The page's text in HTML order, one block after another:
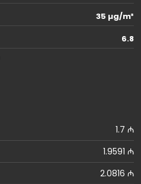
35 µg/m³
6.8
1.7 ₼
1.9591 ₼
2.0816 ₼